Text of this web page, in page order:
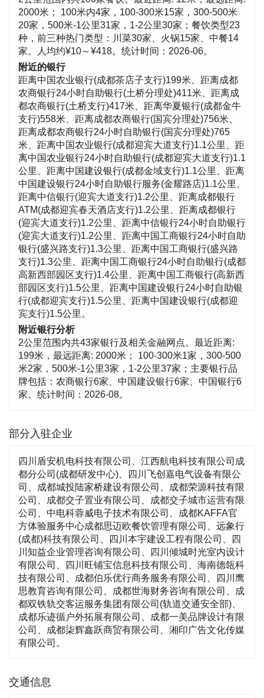
2000米； 100米内4家，100-300米15家，300-500米
20家，500米-1公里31家，1-2公里30家；餐饮类型23
种，前三种热门类型：川菜30家、火锅15家、中餐14
家。人均约¥10～¥418。统计时间：2026-06。
附近的银行
距离中国农业银行(成都茶店子支行)199米、距离成都
农商银行24小时自助银行(土桥分理处)411米、距离成
都农商银行(土桥支行)417米、距离华夏银行(成都金牛
支行)558米、距离成都农商银行(国宾分理处)756米、
距离成都农商银行24小时自助银行(国宾分理处)765
米、距离中国农业银行(成都迎宾大道支行)1.1公里、距
离中国农业银行24小时自助银行(成都迎宾大道支行)1.1
公里、距离中国建设银行(成都金域支行)1.1公里、距离
中国建设银行24小时自助银行服务(金耀路店)1.1公里、
距离中信银行(迎宾大道支行)1.2公里、距离成都银行
ATM(成都迎宾春天酒店支行)1.2公里、距离成都银行
(迎宾大道支行)1.2公里、距离中信银行24小时自助银行
(迎宾大道支行)1.2公里、距离中国工商银行24小时自助
银行(盛兴路支行)1.3公里、距离中国工商银行(盛兴路
支行)1.3公里、距离中国工商银行24小时自助银行(成都
高新西部园区支行)1.4公里、距离中国工商银行(高新西
部园区支行)1.5公里、距离中国建设银行24小时自助银
行(成都迎宾支行)1.5公里、距离中国建设银行(成都迎
宾支行)1.5公里。
附近银行分析
2公里范围内共43家银行及相关金融网点。最近距离:
199米，最远距离: 2000米； 100-300米1家，300-500
米2家，500米-1公里3家，1-2公里37家；主要银行品
牌包括：农商银行6家、中国建设银行6家、中国银行6
家。统计时间：2026-08。
部分入驻企业
四川盾安机电科技有限公司、江西航电科技有限公司成
都分公司(成都研发中心)、四川飞创嘉电气设备有限公
司、成都城投陆家桥建设有限公司、成都荣源科技有限
公司、成都交子置业有限公司、成都交子城市运营有限
公司、中电科蓉威电子技术有限公司、成都KAFFA官
方体验服务中心成都思迈欧餐饮管理有限公司、远象行
(成都)科技有限公司、四川本宇建设工程有限公司、四
川知益企业管理咨询有限公司、四川倾城时光室内设计
有限公司、四川旺铺宝信息科技有限公司、海南德瓴科
技有限公司、成都伯乐优行商务服务有限公司、四川鹰
思教育咨询有限公司、成都世海财务咨询有限公司、成
都双铁轨交客运服务集团有限公司(轨道交通安全部)、
成都乐迹循户外拓展有限公司、成都一美品牌设计有限
公司、成都柒辉鑫跃商贸有限公司、湘印广告文化传媒
有限公司。
交通信息